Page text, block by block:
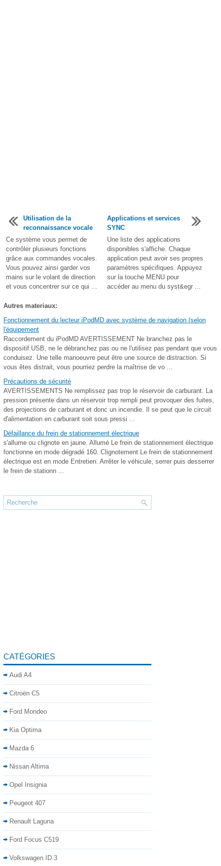
Utilisation de la
reconnaissance vocale
Ce système vous permet de
contrôler plusieurs fonctions
grâce aux commandes vocales.
Vous pouvez ainsi garder vos
mains sur le volant de direction
et vous concentrer sur ce qui ...
Applications et services
SYNC
Une liste des applications
disponibles s'affiche. Chaque
application peut avoir ses propres
paramètres spécifiques. Appuyez
sur la touche MENU pour
accéder au menu du syst&egr ...
Autres materiaux:
Fonctionnement du lecteur iPodMD avec système de navigation (selon
l'équipement
Raccordement du iPodMD AVERTISSEMENT Ne branchez pas le
dispositif USB, ne le débranchez pas ou ne l'utilisez pas pendant que vous
conduisez. Une telle manoeuvre peut être une source de distraction. Si
vous êtes distrait, vous pourriez perdre la maîtrise de vo ...
Précautions de sécurité
AVERTISSEMENTS Ne remplissez pas trop le réservoir de carburant. La
pression présente dans un réservoir trop rempli peut provoquer des fuites,
des projections de carburant et donc un incendie. Il se peut que le circuit
d'alimentation en carburant soit sous pressi ...
Défaillance du frein de stationnement électrique
s'allume ou clignote en jaune. Allumé Le frein de stationnement électrique
fonctionne en mode dégradé 160. Clignotement Le frein de stationnement
électrique est en mode Entretien. Arrêter le véhicule, serrer puis desserrer
le frein de stationn ...
CATÉGORIES
Audi A4
Citroën C5
Ford Mondeo
Kia Optima
Mazda 6
Nissan Altima
Opel Insignia
Peugeot 407
Renault Laguna
Ford Focus C519
Volkswagen ID.3